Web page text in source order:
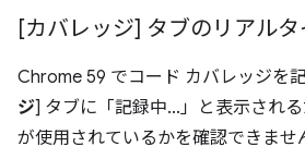
[カバレッジ] タブのリアル
Chrome 59 でコード カバレッジを
ジ] タブに「記録中...」と表示され
が使用されているかを確認できませ